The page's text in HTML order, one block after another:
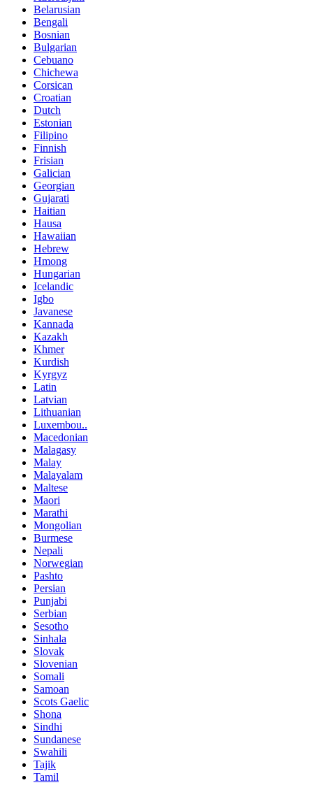
Belarusian
Bengali
Bosnian
Bulgarian
Cebuano
Chichewa
Corsican
Croatian
Dutch
Estonian
Filipino
Finnish
Frisian
Galician
Georgian
Gujarati
Haitian
Hausa
Hawaiian
Hebrew
Hmong
Hungarian
Icelandic
Igbo
Javanese
Kannada
Kazakh
Khmer
Kurdish
Kyrgyz
Latin
Latvian
Lithuanian
Luxembou..
Macedonian
Malagasy
Malay
Malayalam
Maltese
Maori
Marathi
Mongolian
Burmese
Nepali
Norwegian
Pashto
Persian
Punjabi
Serbian
Sesotho
Sinhala
Slovak
Slovenian
Somali
Samoan
Scots Gaelic
Shona
Sindhi
Sundanese
Swahili
Tajik
Tamil